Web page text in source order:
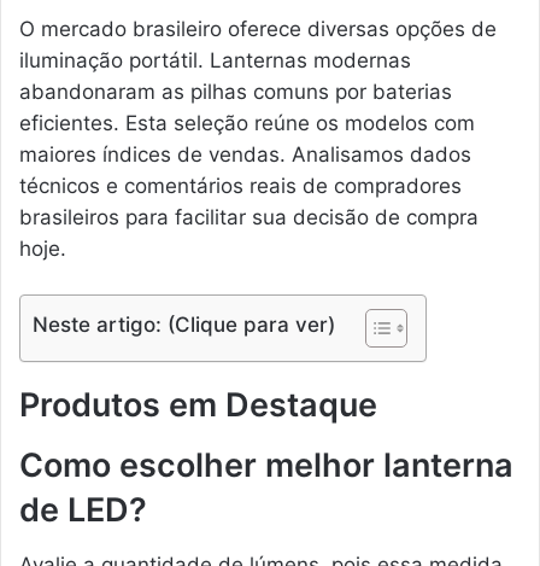
O mercado brasileiro oferece diversas opções de
iluminação portátil. Lanternas modernas
abandonaram as pilhas comuns por baterias
eficientes. Esta seleção reúne os modelos com
maiores índices de vendas. Analisamos dados
técnicos e comentários reais de compradores
brasileiros para facilitar sua decisão de compra
hoje.
Neste artigo: (Clique para ver)
Produtos em Destaque
Como escolher melhor lanterna
de LED?